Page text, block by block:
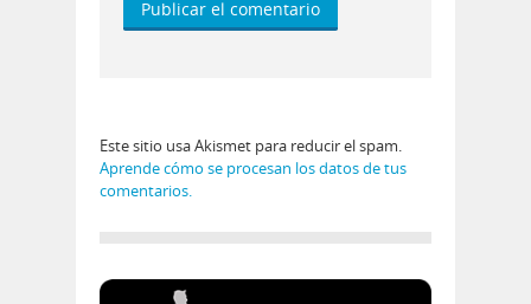
Este sitio usa Akismet para reducir el spam.
Aprende cómo se procesan los datos de tus
comentarios.